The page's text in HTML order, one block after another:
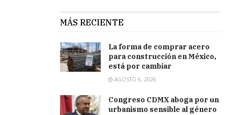
MÁS RECIENTE
La forma de comprar acero
para construcción en México,
está por cambiar
AGOSTO 6, 2026
Congreso CDMX aboga por un
urbanismo sensible al género